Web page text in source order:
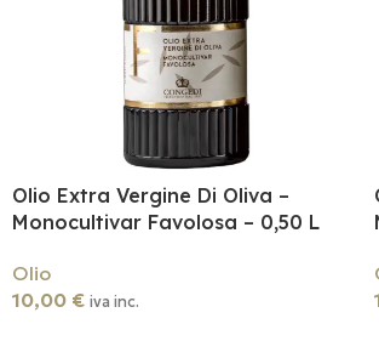
Olio Extra Vergine Di Oliva –
Monocultivar Favolosa – 0,50 L
Olio
10,00 € iva inc.